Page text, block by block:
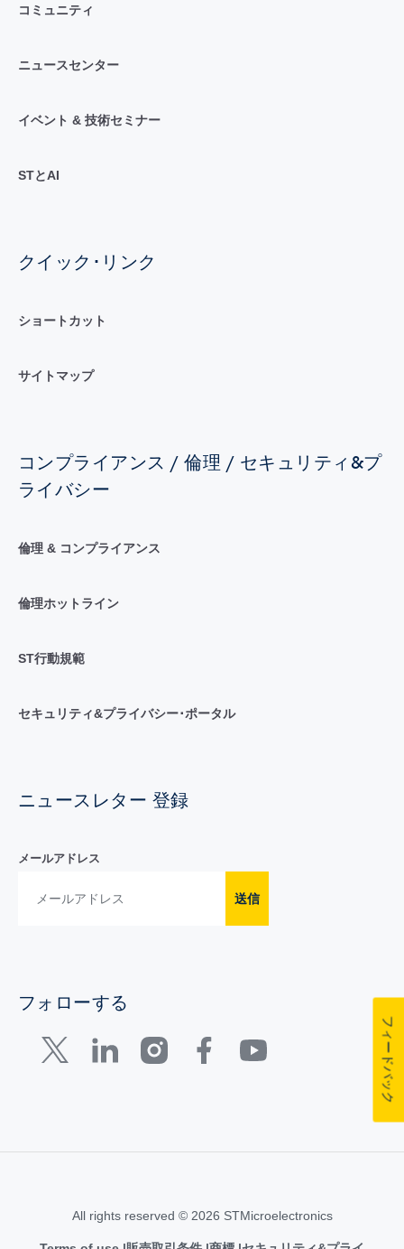
コミュニティ
ニュースセンター
イベント & 技術セミナー
STとAI
クイック･リンク
ショートカット
サイトマップ
コンプライアンス / 倫理 / セキュリティ&プ
ライバシー
倫理 & コンプライアンス
倫理ホットライン
ST行動規範
セキュリティ&プライバシー･ポータル
ニュースレター 登録
メールアドレス
送信
フォローする
All rights reserved © 2026 STMicroelectronics
フィードバック